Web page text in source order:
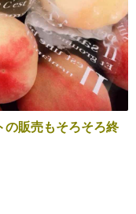
の販売もそろそろ終